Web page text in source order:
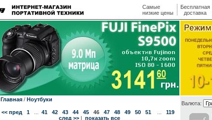
Самые
низкие цены
Бесплатная
доставка
Главная/ Ноутбуки
<< пред 1... 41 42 43 44 45 46 47 48 49 50 51... 119
след >>| показать все
Валюта: